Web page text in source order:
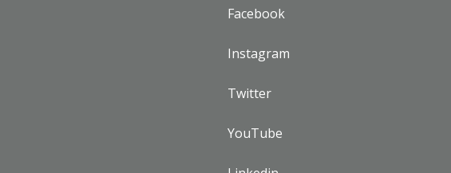
Facebook
Instagram
Twitter
YouTube